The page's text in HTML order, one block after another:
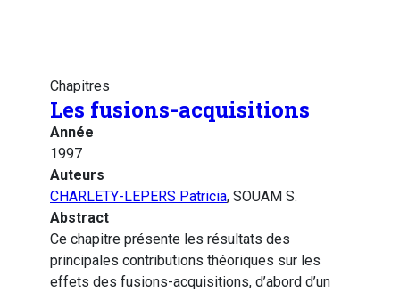
Chapitres
Les fusions-acquisitions
Année
1997
Auteurs
CHARLETY-LEPERS Patricia, SOUAM S.
Abstract
Ce chapitre présente les résultats des
principales contributions théoriques sur les
effets des fusions-acquisitions, d’abord d’un